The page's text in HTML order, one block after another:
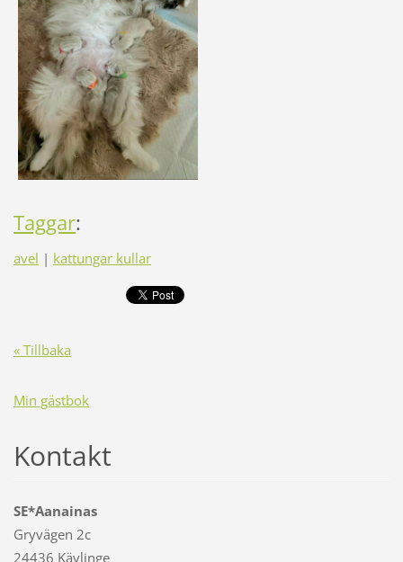
Taggar:
avel | kattungar kullar
« Tillbaka
Min gästbok
Kontakt
SE*Aanainas
Gryvägen 2c
24436 Kävlinge